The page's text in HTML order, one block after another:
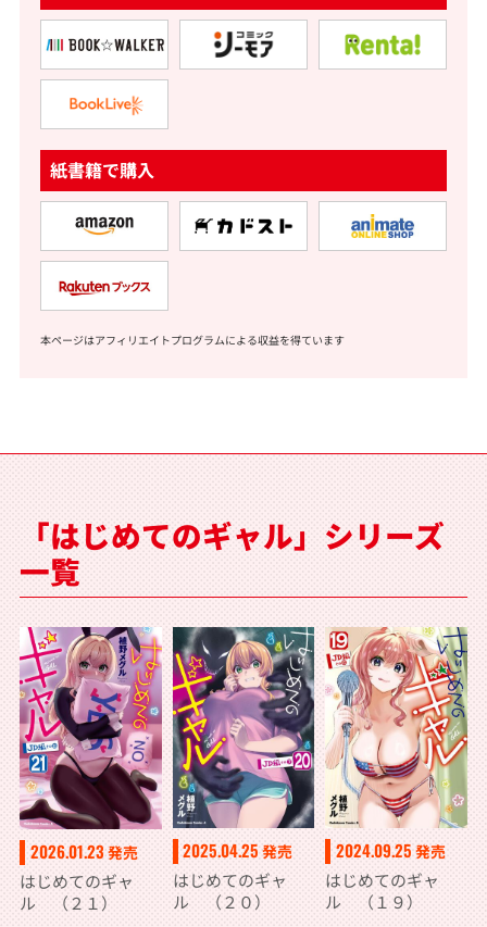
紙書籍で購入
本ページはアフィリエイトプログラムによる収益を得ています
「はじめてのギャル」シリーズ
一覧
2026.01.23 発売
はじめてのギャ
ル （２１）
2025.04.25 発売
はじめてのギャ
ル （２０）
2024.09.25 発売
はじめてのギャ
ル （１９）